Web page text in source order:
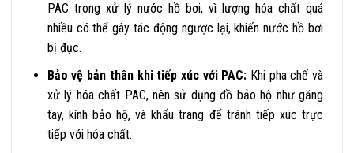
PAC trong xử lý nước hồ bơi, vì lượng hóa chất quá
nhiều có thể gây tác động ngược lại, khiến nước hồ bơi
bị đục.
Bảo vệ bản thân khi tiếp xúc với PAC: Khi pha chế và
xử lý hóa chất PAC, nên sử dụng đồ bảo hộ như găng
tay, kính bảo hộ, và khẩu trang để tránh tiếp xúc trực
tiếp với hóa chất.